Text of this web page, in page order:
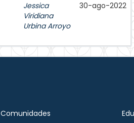
Jessica
Viridiana
Urbina Arroyo
30-ago-2022
Comunidades